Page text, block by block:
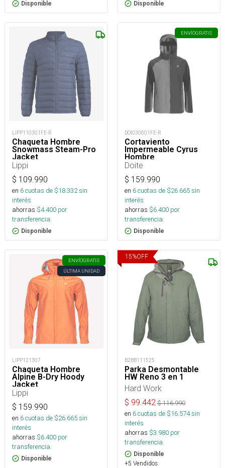
Disponible Disponible
LIPP110301FE-R
Chaqueta Hombre
Snowmass Steam-Pro
Jacket
Lippi
$ 109.990
en 6cuotas de $18.332sin
interés
ahorras $4.400 por
transferencia.
Disponible
ENVÍOGRATIS
DOI030601FE-R
Cortaviento
Impermeable Cyrus
Hombre
Doite
$ 159.990
en 6cuotas de $26.665sin
interés
ahorras $6.400 por
transferencia.
Disponible
ENVÍOGRATIS
ÚLTIMA UNIDAD
LIPP121307
Chaqueta Hombre
Alpine B-Dry Hoody
Jacket
Lippi
$ 159.990
en 6cuotas de $26.665sin
interés
ahorras $6.400 por
transferencia.
Disponible
15%OFF
B2BB111525
Parka Desmontable
HW Reno 3 en 1
Hard Work
$ 99.442 $116.990
en 6cuotas de $16.574sin
interés
ahorras $3.980 por
transferencia.
Disponible
+5 Vendidos